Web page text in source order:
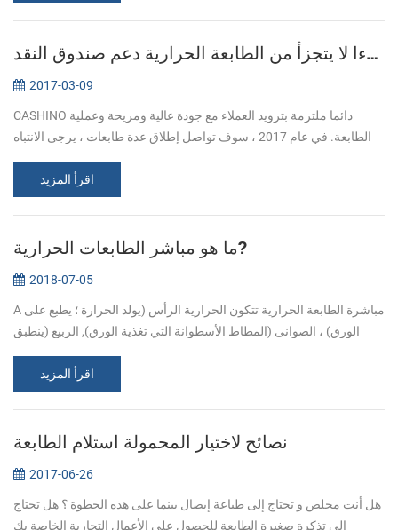
سوبر قطر جزءا لا يتجزأ من الطابعة الحرارية دعم صندوق النقد
2017-03-09
CASHINO دائما ملتزمة بتزويد العملاء مع جودة عالية ومريحة وعملية
الطابعة. في عام 2017 ، سوف تواصل إطلاق عدة طابعات ، يرجى الانتباه
اقرأ المزيد
ما هو مباشر الطابعات الحرارية?
2018-07-05
A مباشرة الطابعة الحرارية تتكون الحرارية الرأس (يولد الحرارة ؛ يطبع على
الورق) ، الصوانى (المطاط الأسطوانة التي تغذية الورق), الربيع (ينطبق
اقرأ المزيد
نصائح لاختيار المحمولة استلام الطابعة
2017-06-26
هل أنت مخلص و تحتاج إلى طباعة إيصال بينما على هذه الخطوة ؟ هل تحتاج
إلى تذكرة صغيرة الطابعة للحصول على الأعمال التجارية الخاصة بك